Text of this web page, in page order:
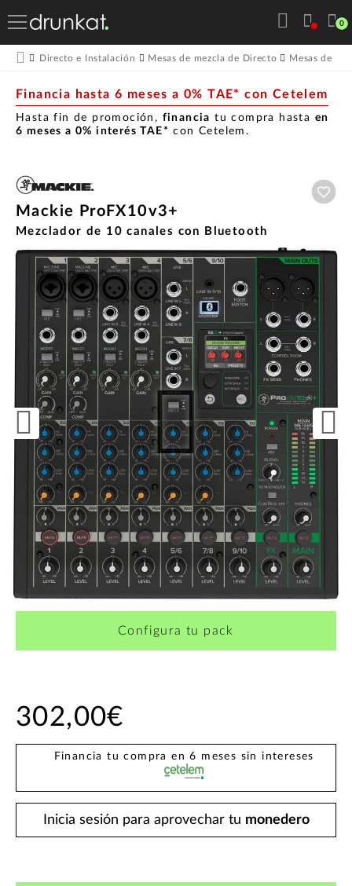
0
Directo e Instalación Mesas de mezcla de Directo Mesas de
Financia hasta 6 meses a 0% TAE* con Cetelem
Hasta fin de promoción, financia tu compra hasta en
6 meses a 0% interés TAE* con Cetelem.
Mackie ProFX10v3+
Mezclador de 10 canales con Bluetooth
¿Quieres crearte tu propio pack?
Configura tu pack
302,00€
Financia tu compra en 6 meses sin intereses
Inicia sesión para aprovechar tu monedero